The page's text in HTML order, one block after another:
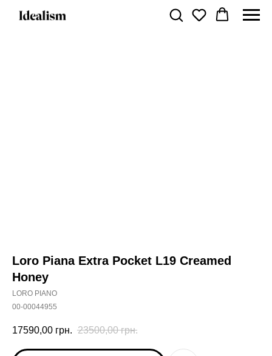
Loro Piana Extra Pocket L19 Creamed
Honey
LORO PIANO
00-00044955
17590,00 грн. 23500,00 грн.